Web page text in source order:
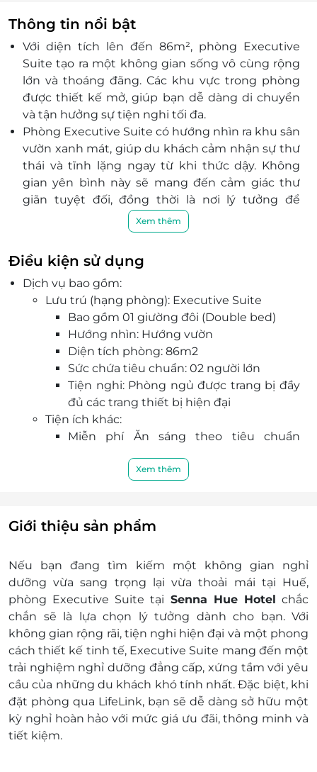
Thông tin nổi bật
Với diện tích lên đến 86m², phòng Executive
Suite tạo ra một không gian sống vô cùng rộng
lớn và thoáng đãng. Các khu vực trong phòng
được thiết kế mở, giúp bạn dễ dàng di chuyển
và tận hưởng sự tiện nghi tối đa.
Phòng Executive Suite có hướng nhìn ra khu sân
vườn xanh mát, giúp du khách cảm nhận sự thư
thái và tĩnh lặng ngay từ khi thức dậy. Không
gian yên bình này sẽ mang đến cảm giác thư
giãn tuyệt đối, đồng thời là nơi lý tưởng để
thưởng thức một tách trà hay cà phê.
Phòng có khu vực phòng khách với ghế sofa êm
ái, rất thích hợp để bạn thư giãn, đọc sách hoặc
trò chuyện cùng bạn bè, gia đình.
Khách sạn cung cấp đầy đủ các dịch vụ cao cấp
như spa thư giãn, gym hiện đại, hồ bơi ngoài trời,
và nhà hàng sang trọng phục vụ các món ăn đặc
sắc. Bên cạnh đó, dịch vụ lễ tân 24/7, hỗ trợ đặt
tour tham quan và đưa đón sân bay cũng được
cung cấp, giúp kỳ nghỉ của bạn thêm phần trọn
Xem thêm
Điều kiện sử dụng
Dịch vụ bao gồm:
Lưu trú (hạng phòng): Executive Suite
Bao gồm 01 giường đôi (Double bed)
Hướng nhìn: Hướng vườn
Diện tích phòng: 86m2
Sức chứa tiêu chuẩn: 02 người lớn
Tiện nghi: Phòng ngủ được trang bị đầy
đủ các trang thiết bị hiện đại
Tiện ích khác:
Miễn phí Ăn sáng theo tiêu chuẩn
Miễn phí Trà và cà phê trong phòng
Giá trên đã bao gồm phí phục vụ và thuế
chi phí phát sinh khác
Chính sách trẻ em và giường phụ:
Tối đa 2 trẻ em dưới 12 tuổi được phép ở
cùng bố mẹ
Trẻ em dưới 6 tuổi được ở miễn phí nếu sử
dụng giường có sẵn
Trẻ em 6-11 tuổi sẽ áp dụng phụ phí 250,000
VND mỗi trẻ mỗi đêm khi sử dụng giường
sẵn có
Từ 12 tuổi trở lên, khách sẽ phải trả thêm chi
phí giường phụ với giá 650,000 VND mỗi
Xem thêm
Giới thiệu sản phẩm
Nếu bạn đang tìm kiếm một không gian nghỉ
dưỡng vừa sang trọng lại vừa thoải mái tại Huế,
phòng Executive Suite tại Senna Hue Hotel chắc
chắn sẽ là lựa chọn lý tưởng dành cho bạn. Với
không gian rộng rãi, tiện nghi hiện đại và một phong
cách thiết kế tinh tế, Executive Suite mang đến một
trải nghiệm nghỉ dưỡng đẳng cấp, xứng tầm với yêu
cầu của những du khách khó tính nhất. Đặc biệt, khi
đặt phòng qua LifeLink, bạn sẽ dễ dàng sở hữu một
kỳ nghỉ hoàn hảo với mức giá ưu đãi, thông minh và
tiết kiệm.